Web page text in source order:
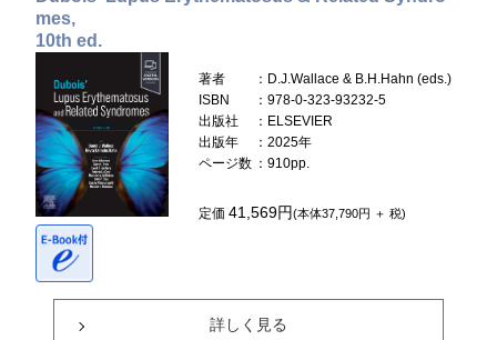
mes,
10th ed.
著者
：D.J.Wallace & B.H.Hahn (eds.)
ISBN
：978-0-323-93232-5
出版社
：ELSEVIER
出版年
：2025年
ページ数 ：910pp.
定価41,569円(本体37,790円 ＋ 税)
詳しく見る